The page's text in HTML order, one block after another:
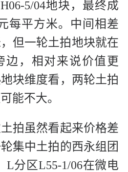
5/04地块，最终成
每平方米。中间相差
但一轮土拍地块就在
边，相对来说价值更
块维度看，两轮土拍
能不大。
拍虽然看起来价格差
集中土拍的西永组团
L分区L55-1/06在微电